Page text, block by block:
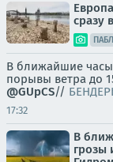
сразу
В ближайшие
порывы ветра до
@GUpCS//
17:32
В
грозы